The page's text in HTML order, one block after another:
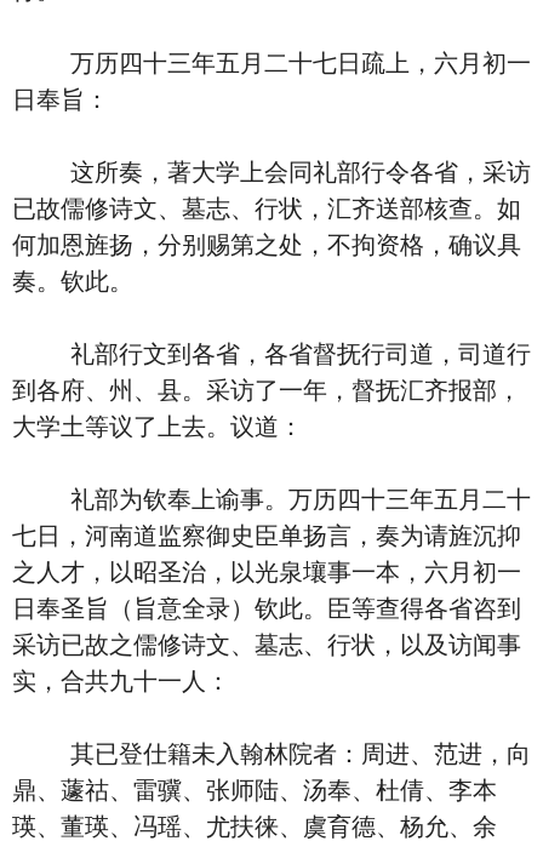
万历四十三年五月二十七日疏上，六月初一
日奉旨：
这所奏，著大学上会同礼部行令各省，采访
已故儒修诗文、墓志、行状，汇齐送部核查。如
何加恩旌扬，分别赐第之处，不拘资格，确议具
奏。钦此。
礼部行文到各省，各省督抚行司道，司道行
到各府、州、县。采访了一年，督抚汇齐报部，
大学土等议了上去。议道：
礼部为钦奉上谕事。万历四十三年五月二十
七日，河南道监察御史臣单扬言，奏为请旌沉抑
之人才，以昭圣治，以光泉壤事一本，六月初一
日奉圣旨（旨意全录）钦此。臣等查得各省咨到
采访已故之儒修诗文、墓志、行状，以及访闻事
实，合共九十一人：
其已登仕籍未入翰林院者：周进、范进，向
鼎、蘧祜、雷骥、张师陆、汤奉、杜倩、李本
瑛、董瑛、冯瑶、尤扶徕、虞育德、杨允、余